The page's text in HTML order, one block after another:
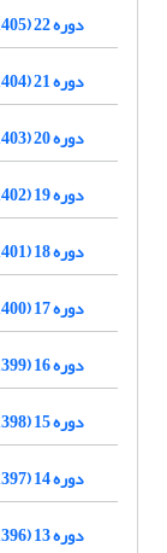
دوره 22 (1405)
دوره 21 (1404)
دوره 20 (1403)
دوره 19 (1402)
دوره 18 (1401)
دوره 17 (1400)
دوره 16 (1399)
دوره 15 (1398)
دوره 14 (1397)
دوره 13 (1396)